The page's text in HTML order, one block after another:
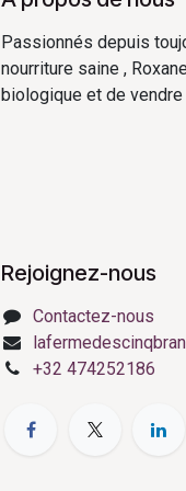
Passionnés depuis
nourriture saine ,
biologique et de
Rejoignez-nous
Contactez-nous
+32 474252186